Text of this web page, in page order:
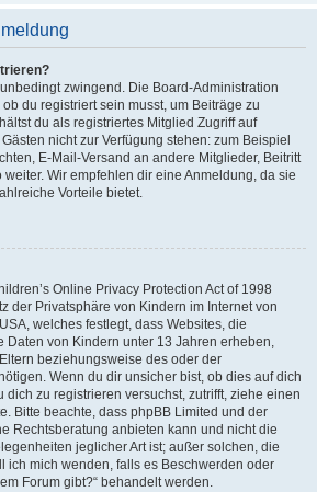
zwingend. Die Board-Administration
du registriert sein musst, um Beiträge zu
du als registriertes Mitglied Zugriff auf
nicht zur Verfügung stehen: zum Beispiel
E-Mail-Versand an andere Mitglieder, Beitritt
Wir empfehlen dir eine Anmeldung, da sie
Vorteile bietet.
Online Privacy Protection Act of 1998
der Privatsphäre von Kindern im Internet von
welches festlegt, dass Websites, die
Daten von Kindern unter 13 Jahren erheben,
beziehungsweise des oder der
Wenn du dir unsicher bist, ob dies auf dich
dich zu registrieren versuchst, zutrifft, ziehe einen
Bitte beachte, dass phpBB Limited und der
Rechtsberatung anbieten kann und nicht die
jeglicher Art ist; außer solchen, die
ich mich wenden, falls es Beschwerden oder
Forum gibt?“ behandelt werden.